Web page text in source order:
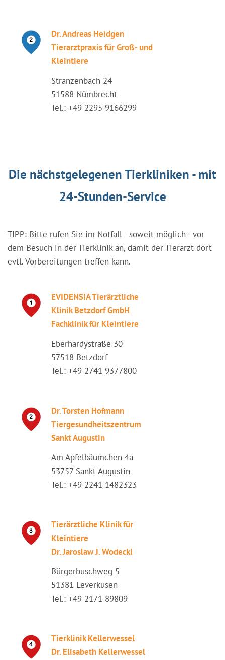
Dr. Andreas Heidgen
Tierarztpraxis für Groß- und
Kleintiere
Stranzenbach 24
51588 Nümbrecht
Tel.: +49 2295 9166299
Die nächstgelegenen Tierkliniken - mit
24-Stunden-Service
TIPP: Bitte rufen Sie im Notfall - soweit möglich - vor
dem Besuch in der Tierklinik an, damit der Tierarzt dort
evtl. Vorbereitungen treffen kann.
EVIDENSIA Tierärztliche
Klinik Betzdorf GmbH
Fachklinik für Kleintiere
Eberhardystraße 30
57518 Betzdorf
Tel.: +49 2741 9377800
Dr. Torsten Hofmann
Tiergesundheitszentrum
Sankt Augustin
Am Apfelbäumchen 4a
53757 Sankt Augustin
Tel.: +49 2241 1482323
Tierärztliche Klinik für
Kleintiere
Dr. Jaroslaw J. Wodecki
Bürgerbuschweg 5
51381 Leverkusen
Tel.: +49 2171 89809
Tierklinik Kellerwessel
Dr. Elisabeth Kellerwessel